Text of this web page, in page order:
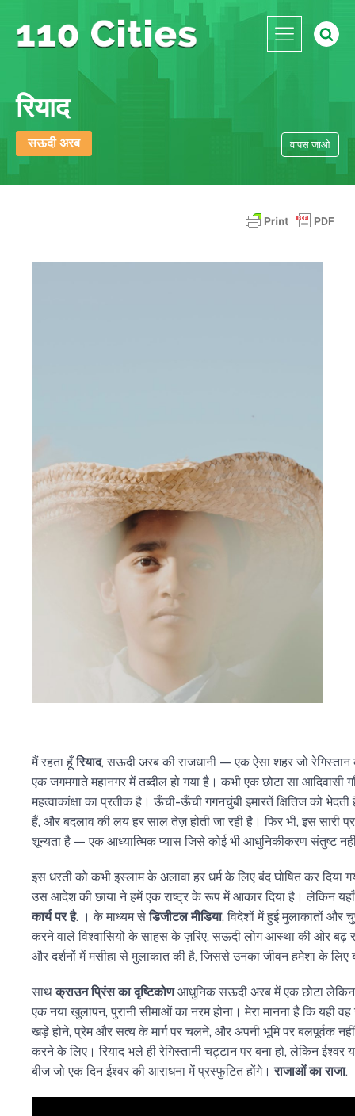
रियाद
सऊदी अरब वापस जाओ
मैं रहता हूँरियाद, सऊदी अरब की राजधानी — एक ऐसा शहर जो रेगिस्तान
एक जगमगाते महानगर में तब्दील हो गया है। कभी एक छोटा सा आदिवासी
महत्वाकांक्षा का प्रतीक है। ऊँची-ऊँची गगनचुंबी इमारतें क्षितिज को भेदती
हैं, और बदलाव की लय हर साल तेज़ होती जा रही है। फिर भी, इस सारी
शून्यता है — एक आध्यात्मिक प्यास जिसे कोई भी आधुनिकीकरण संतुष्ट
इस धरती को कभी इस्लाम के अलावा हर धर्म के लिए बंद घोषित कर दिया
उस आदेश की छाया ने हमें एक राष्ट्र के रूप में आकार दिया है। लेकिन
कार्य पर है. । के माध्यम सेडिजीटल मीडिया, विदेशों में हुई मुलाकातों और
करने वाले विश्वासियों के साहस के ज़रिए, सऊदी लोग आस्था की ओर बढ़
और दर्शनों में मसीहा से मुलाकात की है, जिससे उनका जीवन हमेशा के लिए
साथक्राउन प्रिंस का दृष्टिकोणआधुनिक सऊदी अरब में एक छोटा लेकिन
एक नया खुलापन, पुरानी सीमाओं का नरम होना। मेरा मानना है कि यही
खड़े होने, प्रेम और सत्य के मार्ग पर चलने, और अपनी भूमि पर बलपूर्वक
करने के लिए। रियाद भले ही रेगिस्तानी चट्टान पर बना हो, लेकिन ईश्वर
बीज जो एक दिन ईश्वर की आराधना में प्रस्फुटित होंगे।राजाओं का राजा.